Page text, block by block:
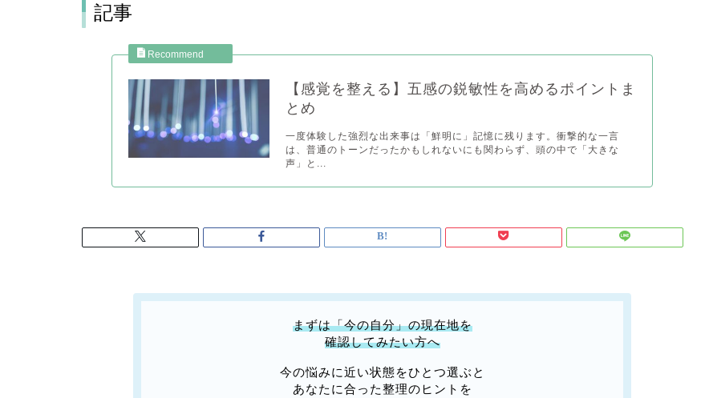
記事
【感覚を整える】五感の鋭敏性を高めるポイントま
とめ
一度体験した強烈な出来事は「鮮明に」記憶に残ります。衝撃的な一言
は、普通のトーンだったかもしれないにも関わらず、頭の中で「大きな
声」と...
まずは「今の自分」の現在地を
確認してみたい方へ
今の悩みに近い状態をひとつ選ぶと
あなたに合った整理のヒントを